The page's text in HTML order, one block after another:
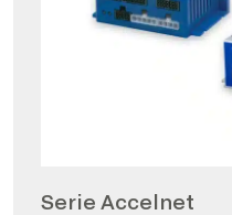
Serie Accelnet